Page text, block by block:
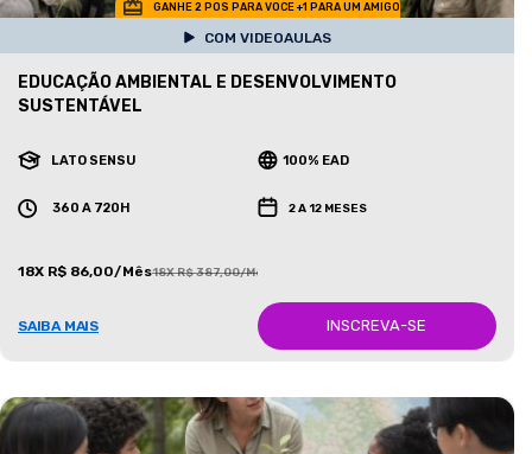
GANHE 2 POS PARA VOCE +1 PARA UM AMIGO
COM VIDEOAULAS
EDUCAÇÃO AMBIENTAL E DESENVOLVIMENTO
SUSTENTÁVEL
LATO SENSU 100% EAD
360 A 720H 2 A 12 MESES
18X R$ 86,00/Mês18X R$ 387,00/Mês
SAIBA MAIS INSCREVA-SE